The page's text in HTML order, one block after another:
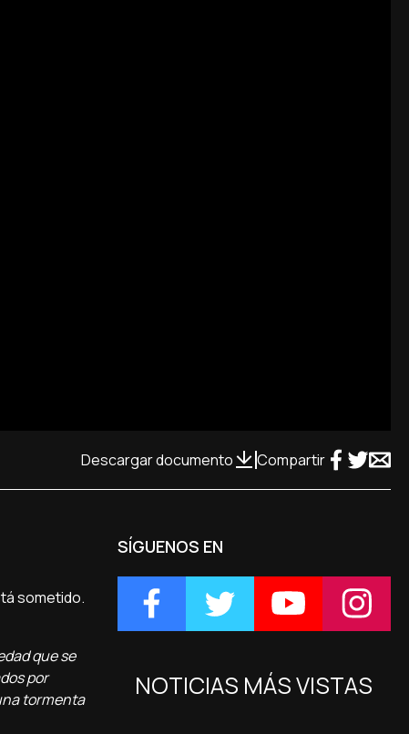
Descargar documento Compartir
sometido.
que se
por
tormenta
SÍGUENOS EN
NOTICIAS MÁS VISTAS